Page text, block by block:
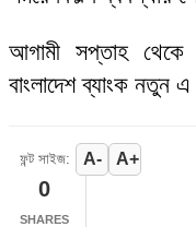
আগামী সপ্তাহ
বাংলাদেশ ব্যাংক নতুন এ
ফন্ট সাইজ: A- A+
0
SHARES